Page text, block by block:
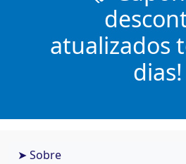
atualizados
dias!
➤ Sobre